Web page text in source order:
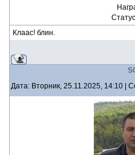
Клаас! блин.
Дата: Вторник, 25.11.2025, 14:10 |